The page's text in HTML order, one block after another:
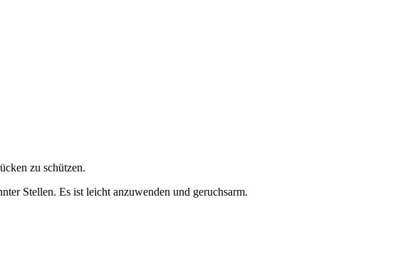
zu schützen.
Stellen. Es ist leicht anzuwenden und geruchsarm.